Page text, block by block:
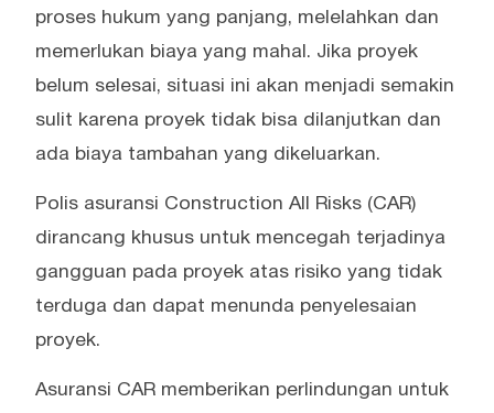
proses hukum yang panjang, melelahkan dan
memerlukan biaya yang mahal. Jika proyek
belum selesai, situasi ini akan menjadi semakin
sulit karena proyek tidak bisa dilanjutkan dan
ada biaya tambahan yang dikeluarkan.
Polis asuransi Construction All Risks (CAR)
dirancang khusus untuk mencegah terjadinya
gangguan pada proyek atas risiko yang tidak
terduga dan dapat menunda penyelesaian
proyek.
Asuransi CAR memberikan perlindungan untuk